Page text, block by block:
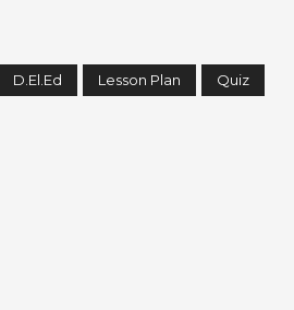
D.El.Ed Lesson Plan Quiz